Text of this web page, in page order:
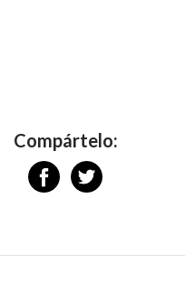
Compártelo: